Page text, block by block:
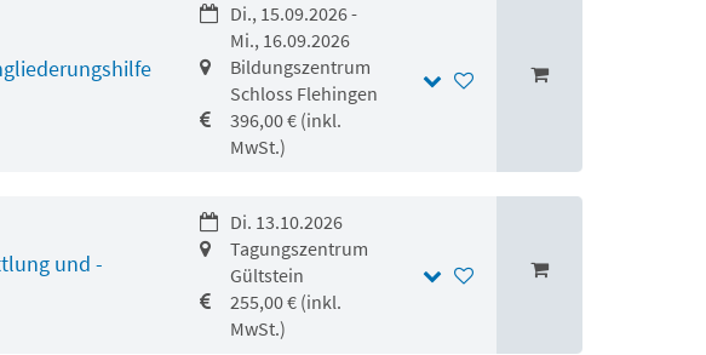
Di., 15.09.2026 -
Mi., 16.09.2026
Bildungszentrum
Schloss Flehingen
396,00 € (inkl.
MwSt.)
und -
Di. 13.10.2026
Tagungszentrum
Gültstein
255,00 € (inkl.
MwSt.)